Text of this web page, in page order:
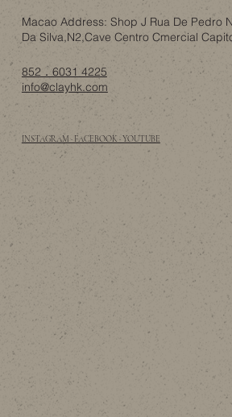
Macao Address: Shop J Rua De Pedro
Da Silva,N2,Cave Centro Cmercial
852．6031 4225
info@clayhk.com
INSTAGRAM · FACEBOOK · YOUTUBE